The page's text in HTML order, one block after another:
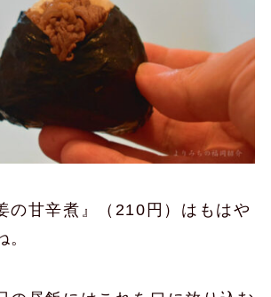
の甘辛煮』（210円）はもはや
。